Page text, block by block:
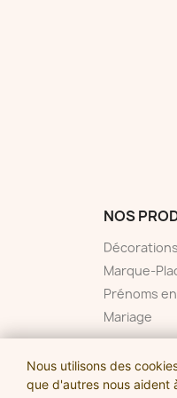
Nous utilisons des
que d'autres nous aident
NOS
Décorations
Marque-
Prénoms
Mariage